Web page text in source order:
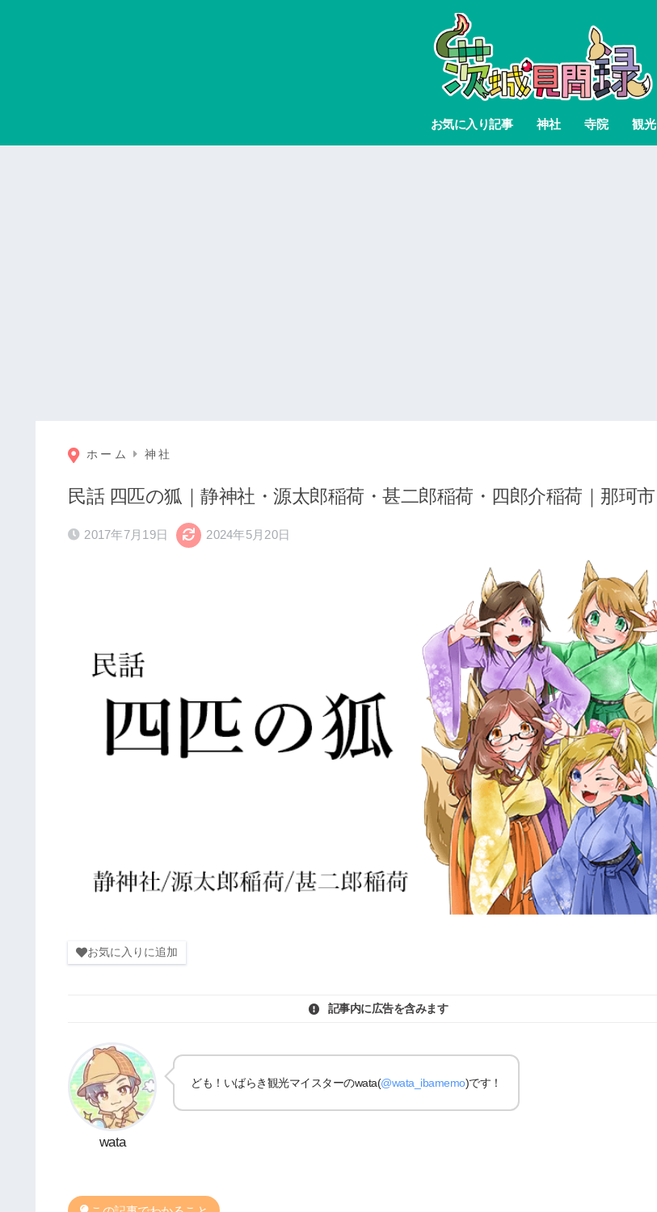
お気に入り記事 神社 寺院 観光
ホーム 神社
民話 四匹の狐｜静神社・源太郎稲荷・甚二郎稲荷・四郎介稲荷｜那珂市
2017年7月19日 2024年5月20日
お気に入りに追加
記事内に広告を含みます
wata
ども！いばらき観光マイスターのwata(@wata_ibamemo)です！